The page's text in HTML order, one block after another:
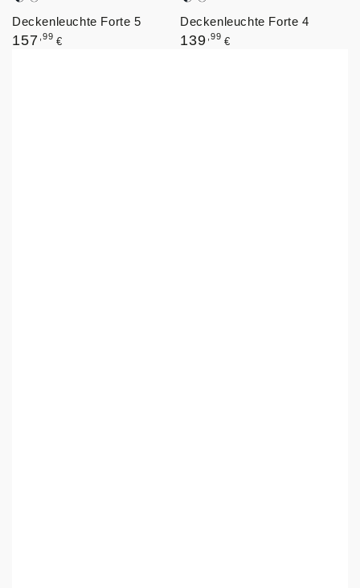
Schwarz,
Weiß
Weiß
Deckenleuchte Forte 5
Regulärer
157 ,99 €
Schwarz,
Weiß
Weiß
Deckenleuchte Forte 4
Regulärer
139 ,99 €